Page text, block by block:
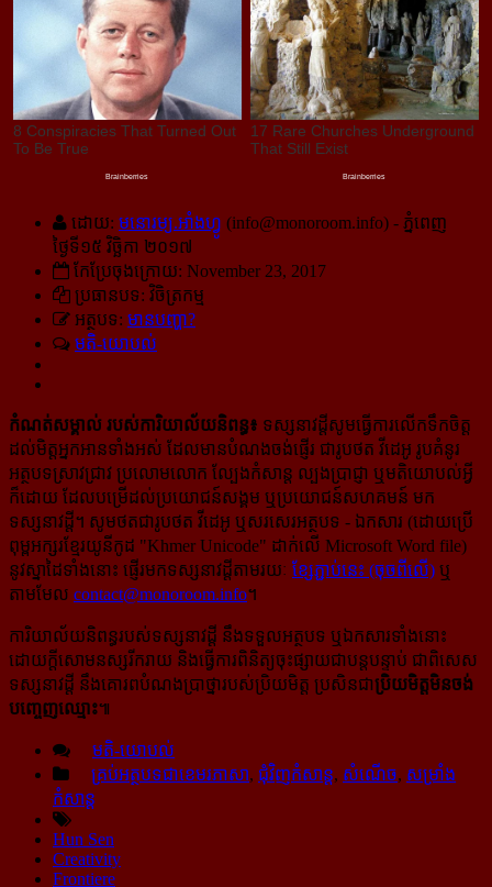
ដោយ: មនោរម្យ.អាំងហ្វូ (info@monoroom.info) - ភ្នំពេញ
ថ្ងៃទី១៥ វិច្ឆិកា ២០១៧
កែប្រែចុងក្រោយ: November 23, 2017
ប្រធានបទ: វិចិត្រកម្ម
អត្ថបទ: មានបញ្ហា?
មតិ-យោបល់
កំណត់សម្គាល់ របស់ការិយាល័យនិពន្ធ៖ ទស្សនាវដ្ដីសូមធ្វើការលើកទឹកចិត្ត
ដល់មិត្តអ្នកអានទាំងអស់ ដែលមានបំណងចង់ផ្ញើរ ជា​រូបថត វីដេអូ រូបគំនូរ
អត្ថបទ​​ស្រាវជ្រាវ ប្រលោមលោក ល្បែង​កំសាន្ដ ល្បងប្រាជ្ញា ឬមតិយោបល់អ្វី
ក៏ដោយ ដែលបម្រើ​ដល់​ប្រយោជន៍​សង្គម ឬប្រយោជន៍សហគមន៍ មក
ទស្សនាវដ្ដី។ សូមថតជារូបថត វីដេអូ ឬសរសេរ​អត្ថបទ - ឯកសារ (ដោយ​ប្រើ
ពុម្ពអក្សរខ្មែរ​យូនីកូដ "Khmer Unicode" ដាក់លើ Microsoft Word file)
នូវស្នាដៃទាំងនោះ ផ្ញើរ​មកទស្សនាវដ្ដី​តាម​រយៈ ខ្សែភ្ជាប់នេះ (ចុចពីលើ) ឬ
តាមមែល contact@monoroom.info។
ការិយាល័យនិពន្ធរបស់ទស្សនាវដ្ដី នឹងទទួលអត្ថបទ ឬឯកសារទាំងនោះ
ដោយក្ដីសោមនស្សរីករាយ និង​ធ្វើការ​​ពិនិត្យ​ចុះ​ផ្សាយជាបន្តបន្ទាប់ ជាពិសេស​
ទស្សនាវដ្ដី នឹងគោរពបំណងប្រាថ្នារបស់ប្រិយមិត្ត ប្រសិន​ជា​ប្រិយមិត្ត​​មិន​ចង់​​
បញ្ចេញ​ឈ្មោះ៕
មតិ-យោបល់
គ្រប់អត្ថបទជាខេមរភាសា, ជុំវិញកំសាន្ដ, សំណើច, សម្រាំង
កំសាន្ដ
Hun Sen
Creativity
Frontiere